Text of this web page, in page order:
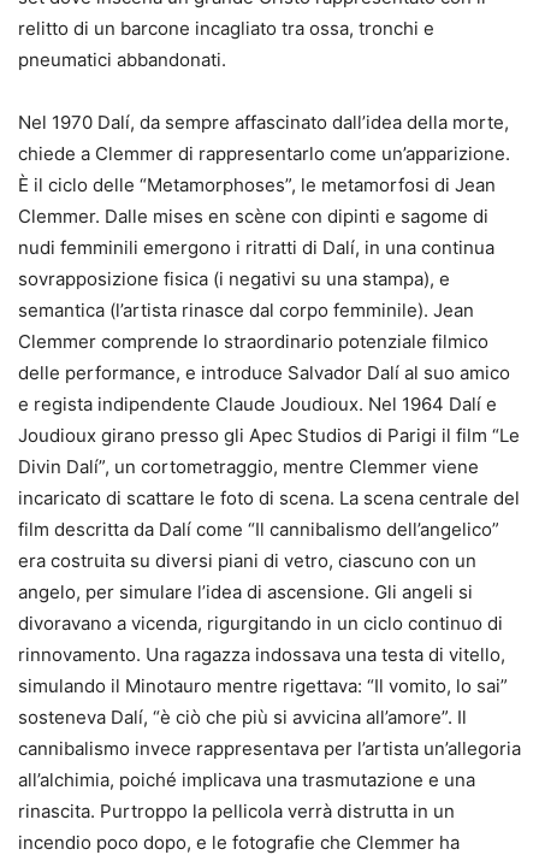
relitto di un barcone incagliato tra ossa, tronchi e
pneumatici abbandonati.
Nel 1970 Dalí, da sempre affascinato dall’idea della morte,
chiede a Clemmer di rappresentarlo come un’apparizione.
È il ciclo delle “Metamorphoses”, le metamorfosi di Jean
Clemmer. Dalle mises en scène con dipinti e sagome di
nudi femminili emergono i ritratti di Dalí, in una continua
sovrapposizione fisica (i negativi su una stampa), e
semantica (l’artista rinasce dal corpo femminile). Jean
Clemmer comprende lo straordinario potenziale filmico
delle performance, e introduce Salvador Dalí al suo amico
e regista indipendente Claude Joudioux. Nel 1964 Dalí e
Joudioux girano presso gli Apec Studios di Parigi il film “Le
Divin Dalí”, un cortometraggio, mentre Clemmer viene
incaricato di scattare le foto di scena. La scena centrale del
film descritta da Dalí come “Il cannibalismo dell’angelico”
era costruita su diversi piani di vetro, ciascuno con un
angelo, per simulare l’idea di ascensione. Gli angeli si
divoravano a vicenda, rigurgitando in un ciclo continuo di
rinnovamento. Una ragazza indossava una testa di vitello,
simulando il Minotauro mentre rigettava: “Il vomito, lo sai”
sosteneva Dalí, “è ciò che più si avvicina all’amore”. Il
cannibalismo invece rappresentava per l’artista un’allegoria
all’alchimia, poiché implicava una trasmutazione e una
rinascita. Purtroppo la pellicola verrà distrutta in un
incendio poco dopo, e le fotografie che Clemmer ha